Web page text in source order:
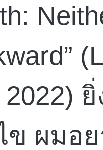
2022)
ข ผมอ